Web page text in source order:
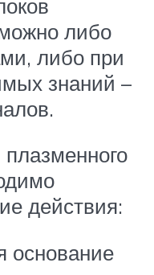
либо
либо при
знаний –
действия:
основание